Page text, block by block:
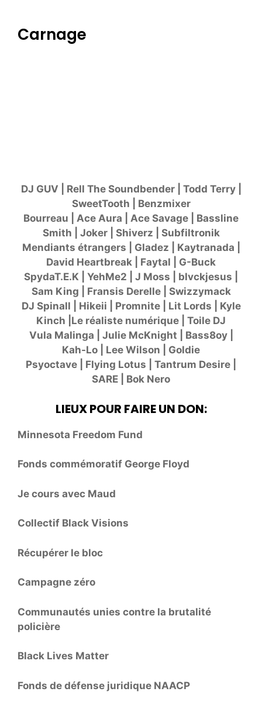
Carnage
DJ GUV | Rell The Soundbender | Todd Terry |
SweetTooth | Benzmixer
Bourreau | Ace Aura | Ace Savage | Bassline
Smith | Joker | Shiverz | Subfiltronik
Mendiants étrangers | Gladez | Kaytranada |
David Heartbreak | Faytal | G-Buck
SpydaT.E.K | YehMe2 | J Moss | blvckjesus |
Sam King | Fransis Derelle | Swizzymack
DJ Spinall
Hikeii | Promnite | Lit Lords | Kyle
Kinch | Le réaliste numérique | Toile DJ
Vula Malinga | Julie McKnight | Bass8oy |
Kah-Lo | Lee Wilson | Goldie
Psyoctave | Flying Lotus | Tantrum Desire |
SARE | Bok Nero
LIEUX POUR FAIRE UN DON:
Minnesota Freedom Fund
Fonds commémoratif George Floyd
Je cours avec Maud
Collectif Black Visions
Récupérer le bloc
Campagne zéro
Communautés unies contre la brutalité
policière
Black Lives Matter
Fonds de défense juridique NAACP